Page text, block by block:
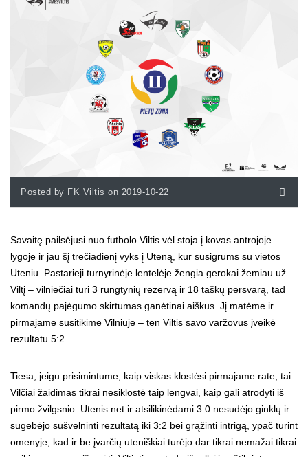
Posted by FK Viltis on 2019-10-22
Savaitę pailsėjusi nuo futbolo Viltis vėl stoja į kovas antrojoje
lygoje ir jau šį trečiadienį vyks į Uteną, kur susigrums su vietos
Uteniu. Pastarieji turnyrinėje lentelėje žengia gerokai žemiau už
Viltį – vilniečiai turi 3 rungtynių rezervą ir 18 taškų persvarą, tad
komandų pajėgumo skirtumas ganėtinai aiškus. Jį matėme ir
pirmajame susitikime Vilniuje – ten Viltis savo varžovus įveikė
rezultatu 5:2.
Tiesa, jeigu prisimintume, kaip viskas klostėsi pirmajame rate, tai
Vilčiai žaidimas tikrai nesiklostė taip lengvai, kaip gali atrodyti iš
pirmo žvilgsnio. Utenis net ir atsilikinėdami 3:0 nesudėjo ginklų ir
sugebėjo sušvelninti rezultatą iki 3:2 bei grąžinti intrigą, ypač turint
omenyje, kad ir be įvarčių uteniškiai turėjo dar tikrai nemažai tikrai